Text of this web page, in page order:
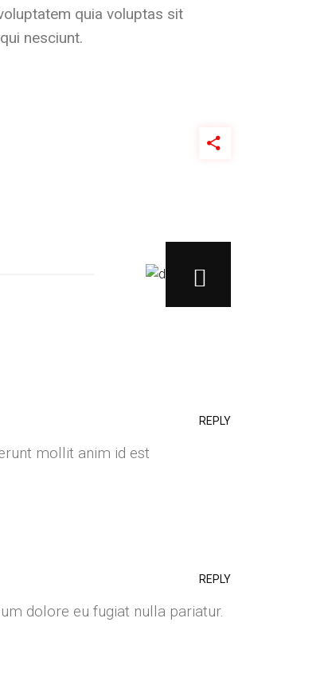
quia voluptas sit
nesciunt.
REPLY
mollit anim id est
REPLY
dolore eu fugiat nulla pariatur.